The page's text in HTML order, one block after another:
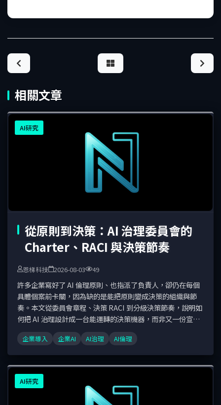
相關文章
AI研究
從原則到決策：AI 治理委員會的
Charter、RACI 與決策節奏
恩梯科技 2026-08-03 49
許多企業寫好了 AI 倫理原則、也指派了負責人，卻仍在每個
具體個案前卡關，因為缺的是能把原則變成決策的組織與節
奏。本文從委員會章程、決策 RACI 到分級決策節奏，說明如
何把 AI 治理設計成一台能運轉的決策機器，而非又一份宣
企業導入 企業AI AI治理 AI倫理
AI研究